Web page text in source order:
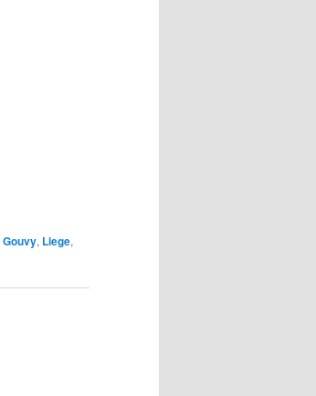
Gouvy, Liege,